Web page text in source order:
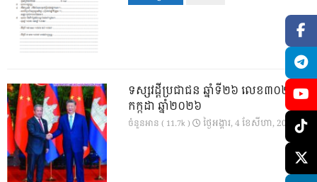
ទស្សវដ្តីប្រជាជន ឆ្នាំទី២៦ លេខ៣០២ ខែ
កក្កដា ឆ្នាំ២០២៦
ចំនួនអាន ( 11.7k ) ថ្ងៃ​អង្គារ, 4 ខែ​សីហា, 2026